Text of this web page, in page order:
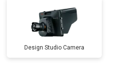
Design Studio Camera